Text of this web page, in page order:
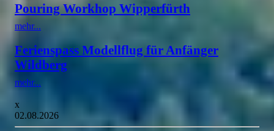
Pouring Workhop Wipperfürth
mehr...
Ferienspass Modellflug für Anfänger
Wildberg
mehr...
x
02.08.2026